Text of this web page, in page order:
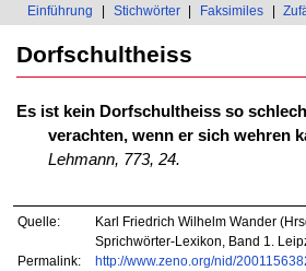
Einführung Stichwörter Faksimiles
Dorfschultheiss
Es ist kein Dorfschultheiss so
verachten, wenn er sich wehren
Lehmann, 773, 24.
Quelle:
Karl Friedrich Wilhelm Wander
Sprichwörter-Lexikon, Band 1.
Permalink:
http://www.zeno.org/nid/